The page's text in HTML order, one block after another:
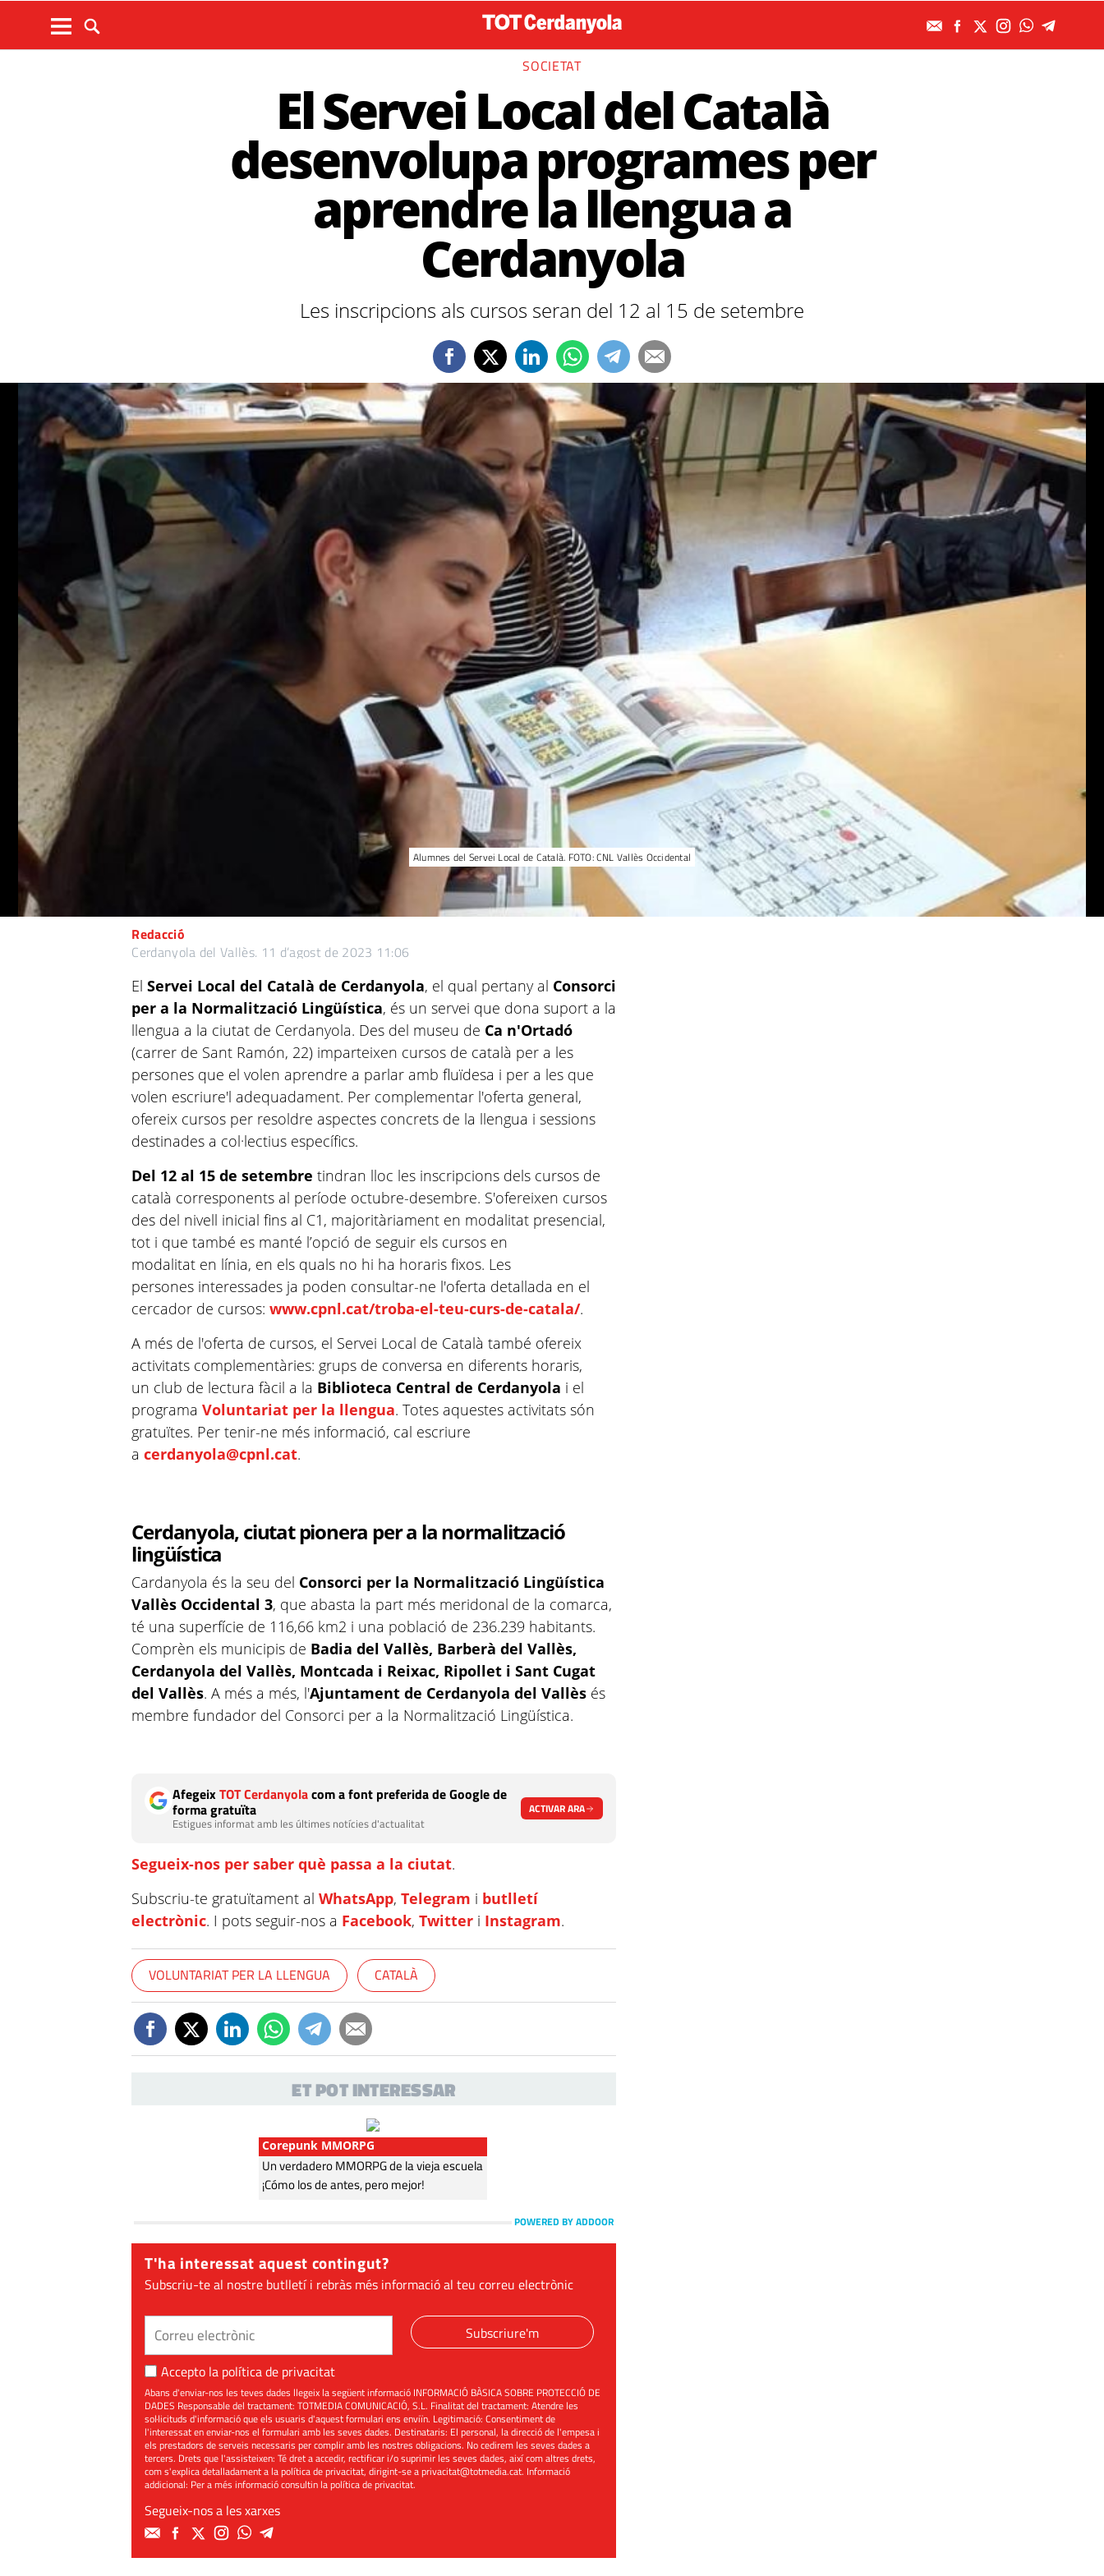
SOCIETAT
El Servei Local del Català
desenvolupa programes per
aprendre la llengua a
Cerdanyola
Les inscripcions als cursos seran del 12 al 15 de setembre
Alumnes del Servei Local de Català. FOTO: CNL Vallès Occidental
Redacció
Cerdanyola del Vallès. 11 d’agost de 2023 11:06
ElServei Local del Català de Cerdanyola, el qual pertany al Consorci
per a la Normalització Lingüística, és un servei que dona suport a la
llengua a la ciutat de Cerdanyola. Des del museu de Ca n'Ortadó
(carrer de Sant Ramón, 22) imparteixen cursos de català per a les
persones que el volen aprendre a parlar amb fluïdesa i per a les que
volen escriure'l adequadament. Per complementar l'oferta general,
ofereix cursos per resoldre aspectes concrets de la llengua i sessions
destinades a col·lectius específics.
Del 12 al 15 de setembre tindran lloc les inscripcions dels cursos de
català corresponents al període octubre-desembre. S'ofereixen cursos
des del nivell inicial fins al C1, majoritàriament en modalitat presencial,
tot i que també es manté l’opció de seguir els cursos en
modalitat en línia, en els quals no hi ha horaris fixos. Les
persones interessades ja poden consultar-ne l'oferta detallada en el
cercador de cursos:www.cpnl.cat/troba-el-teu-curs-de-catala/.
A més de l'oferta de cursos, el Servei Local de Català també ofereix
activitats complementàries: grups de conversa en diferents horaris,
un club de lectura fàcil a la Biblioteca Central de Cerdanyola i el
programaVoluntariat per la llengua. Totes aquestes activitats són
gratuïtes. Per tenir-ne més informació, cal escriure
acerdanyola@cpnl.cat.
Cerdanyola, ciutat pionera per a la normalització
lingüística
Cardanyola és la seu del Consorci per la Normalització Lingüística
Vallès Occidental 3, que abasta la part més meridonal de la comarca,
té una superfície de 116,66 km2 i una població de 236.239 habitants.
Comprèn els municipis de Badia del Vallès, Barberà del Vallès,
Cerdanyola del Vallès, Montcada i Reixac, Ripollet i Sant Cugat
del Vallès. A més a més, l'Ajuntament de Cerdanyola del Vallès és
membre fundador del Consorci per a la Normalització Lingüística.
AfegeixTOT Cerdanyolacom a font preferida de Google de
forma gratuïta
Estigues informat amb les últimes notícies d'actualitat
ACTIVAR ARA
Segueix-nos per saber què passa a la ciutat.
Subscriu-te gratuïtament alWhatsApp,Telegram i butlletí
electrònic. I pots seguir-nos a Facebook,Twitter i Instagram.
VOLUNTARIAT PER LA LLENGUA CATALÀ
ET POT INTERESSAR
Corepunk MMORPG
Un verdadero MMORPG de la vieja escuela
¡Cómo los de antes, pero mejor!
POWERED BY ADDOOR
T'ha interessat aquest contingut?
Subscriu-te al nostre butlletí i rebràs més informació al teu correu electrònic
Subscriure'm
Accepto la política de privacitat
Abans d'enviar-nos les teves dades llegeix la següent informació INFORMACIÓ BÀSICA SOBRE PROTECCIÓ DE
DADES Responsable del tractament: TOTMEDIA COMUNICACIÓ, S.L. Finalitat del tractament: Atendre les
sol·licituds d'informació que els usuaris d'aquest formulari ens enviïn. Legitimació: Consentiment de
l'interessat en enviar-nos el formulari amb les seves dades. Destinataris: El personal, la direcció de l'empesa i
els prestadors de serveis necessaris per complir amb les nostres obligacions. No cedirem les seves dades a
tercers. Drets que l'assisteixen: Té dret a accedir, rectificar i/o suprimir les seves dades, així com altres drets,
com s'explica detalladament a la política de privacitat, dirigint-se aprivacitat@totmedia.cat. Informació
addicional: Per a més informació consultin lapolítica de privacitat.
Segueix-nos a les xarxes